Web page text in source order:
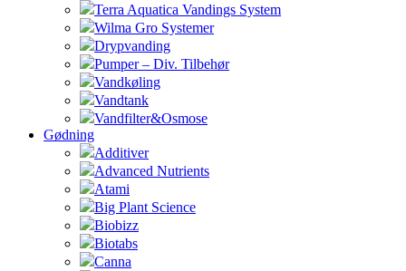
Terra Aquatica Vandings System
Wilma Gro Systemer
Drypvanding
Pumper – Div. Tilbehør
Vandkøling
Vandtank
Vandfilter&Osmose
Gødning
Additiver
Advanced Nutrients
Atami
Big Plant Science
Biobizz
Biotabs
Canna